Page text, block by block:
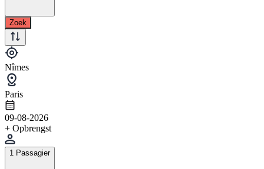
Zoek
Nîmes
Paris
09-08-2026
+ Opbrengst
1 Passagier